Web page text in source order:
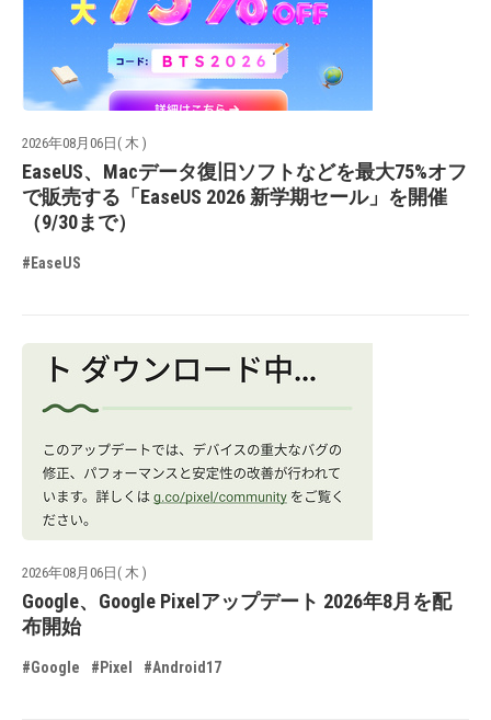
2026年08月06日( 木 )
EaseUS、Macデータ復旧ソフトなどを最大75%オフ
で販売する「EaseUS 2026 新学期セール」を開催
（9/30まで）
#EaseUS
2026年08月06日( 木 )
Google、Google Pixelアップデート 2026年8月を配
布開始
#Google #Pixel #Android17